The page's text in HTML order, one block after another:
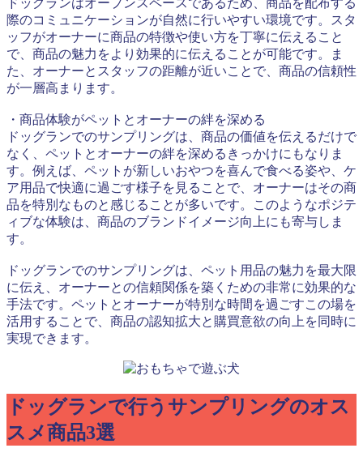
ドッグランはオープンスペースであるため、商品を配布する
際のコミュニケーションが自然に行いやすい環境です。スタ
ッフがオーナーに商品の特徴や使い方を丁寧に伝えること
で、商品の魅力をより効果的に伝えることが可能です。ま
た、オーナーとスタッフの距離が近いことで、商品の信頼性
が一層高まります。
・商品体験がペットとオーナーの絆を深める
ドッグランでのサンプリングは、商品の価値を伝えるだけで
なく、ペットとオーナーの絆を深めるきっかけにもなりま
す。例えば、ペットが新しいおやつを喜んで食べる姿や、ケ
ア用品で快適に過ごす様子を見ることで、オーナーはその商
品を特別なものと感じることが多いです。このようなポジテ
ィブな体験は、商品のブランドイメージ向上にも寄与しま
す。
ドッグランでのサンプリングは、ペット用品の魅力を最大限
に伝え、オーナーとの信頼関係を築くための非常に効果的な
手法です。ペットとオーナーが特別な時間を過ごすこの場を
活用することで、商品の認知拡大と購買意欲の向上を同時に
実現できます。
ドッグランで行うサンプリングのオス
スメ商品3選